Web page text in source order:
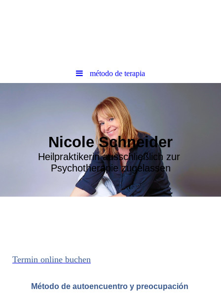
método de terapia
Nicole Schneider
Heilpraktikerin ausschließlich zur
Psychotherapie zugelassen
Termin online buchen
Método de autoencuentro y preocupación